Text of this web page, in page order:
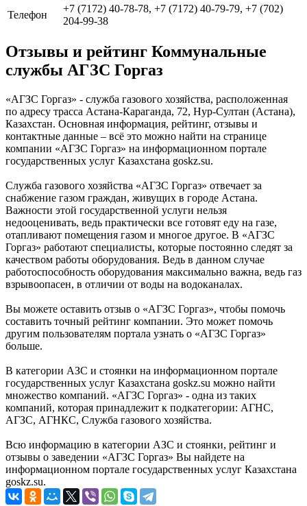
Телефон
+7 (7172) 40-78-78, +7 (7172) 40-79-79, +7 (702)
204-99-38
Отзывы и рейтинг Коммунальные
службы АГЗС Горгаз
«АГЗС Горгаз» - служба газового хозяйства, расположенная
по адресу трасса Астана-Караганда, 72, Нур-Султан (Астана),
Казахстан. Основная информация, рейтинг, отзывы и
контактные данные – всё это можно найти на странице
компании «АГЗС Горгаз» на информационном портале
государственных услуг Казахстана goskz.su.
Служба газового хозяйства «АГЗС Горгаз» отвечает за
снабжение газом граждан, живущих в городе Астана.
Важности этой государственной услуги нельзя
недооценивать, ведь практически все готовят еду на газе,
отапливают помещения газом и многое другое. В «АГЗС
Горгаз» работают специалисты, которые постоянно следят за
качеством работы оборудования. Ведь в данном случае
работоспособность оборудования максимально важна, ведь газ
взрывоопасен, в отличии от воды на водоканалах.
Вы можете оставить отзыв о «АГЗС Горгаз», чтобы помочь
составить точный рейтинг компании. Это может помочь
другим пользователям портала узнать о «АГЗС Горгаз»
больше.
В категории АЗС и стоянки на информационном портале
государственных услуг Казахстана goskz.su можно найти
множество компаний. «АГЗС Горгаз» - одна из таких
компаний, которая принадлежит к подкатегории: АГНС,
АГЗС, АГНКС, Служба газового хозяйства.
Всю информацию в категории АЗС и стоянки, рейтинг и
отзывы о заведении «АГЗС Горгаз» Вы найдете на
информационном портале государственных услуг Казахстана
goskz.su.